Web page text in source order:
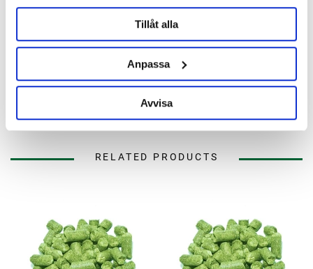
Tillåt alla
Anpassa
Avvisa
Reviews
Ask about product
About the manufacturer
RELATED PRODUCTS